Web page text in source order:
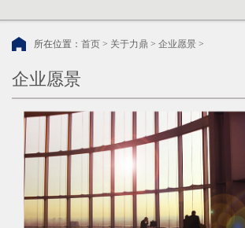
所在位置： 首页 > 关于力鼎 > 企业愿景 >
企业愿景